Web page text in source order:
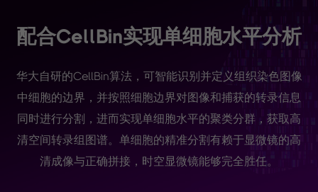
单细胞水平分析
能识别并定义组织染色图像
界对图像和捕获的转录信息
胞水平的聚类分群，获取高
精准分割有赖于显微镜的高
显微镜能够完全胜任。
配合CellBin实
华大自研的CellBin算法，
中细胞的边界，并按照细
同时进行分割，进而实现
清空间转录组图谱。单细
清成像与正确拼接，